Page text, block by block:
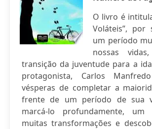
O livro é
Voláteis”,
um período
nossas
transição da juventude para a
protagonista, Carlos
vésperas de completar a
frente de um período de sua
marcá-lo profundamente,
muitas transformações e